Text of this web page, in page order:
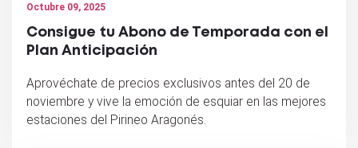
Octubre 09, 2025
Consigue tu Abono de Temporada con el
Plan Anticipación
Aprovéchate de precios exclusivos antes del 20 de
noviembre y vive la emoción de esquiar en las mejores
estaciones del Pirineo Aragonés.